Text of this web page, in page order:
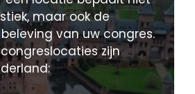
maar ook de
van uw congres.
zijn